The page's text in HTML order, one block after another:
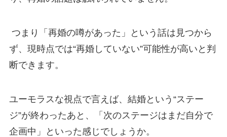
つまり「再婚の噂があった」という話は見つから
ず、現時点では“再婚していない”可能性が高いと判
断できます。
ユーモラスな視点で言えば、結婚という“ステー
ジ”が終わったあと、「次のステージはまだ自分で
企画中」といった感じでしょうか。